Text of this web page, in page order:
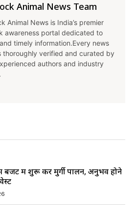
Animal News Team
Animal News is India’s premier
awareness portal dedicated to
timely information.Every news
thoroughly verified and curated by
authors and industry
में शुरू करें मुर्गी पालन, अनुभव होने